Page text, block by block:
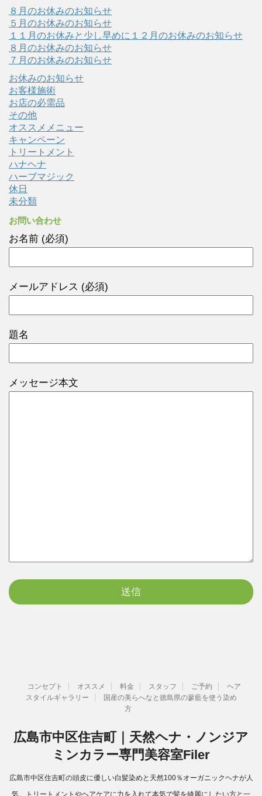
８月のお休みのお知らせ
５月のお休みのお知らせ
１１月のお休みと少し早めに１２月のお休みのお知らせ
８月のお休みのお知らせ
７月のお休みのお知らせ
お休みのお知らせ
お客様施術
お店の必需品
その他
オススメメニュー
キャンペーン
トリートメント
ハナヘナ
ハーブマジック
休日
未分類
お問い合わせ
お名前 (必須)
メールアドレス (必須)
題名
メッセージ本文
コンセプト オススメ 料金 スタッフ ご予約
ヘア
スタイルギャラリー
国産の美らへなと徳島県の蓼藍を使う染め
方
広島市中区住吉町｜天然ヘナ・ノンジア
ミンカラー専門美容室Filer
広島市中区住吉町の頭皮に優しい白髪染めと天然100％オーガニックヘナが人
気。トリートメントやヘアケアに力を入れて本気で髪を綺麗にしたい方と一